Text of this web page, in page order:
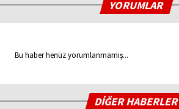
YORUMLAR
Bu haber henüz yorumlanmamış...
DİĞER HABERLER